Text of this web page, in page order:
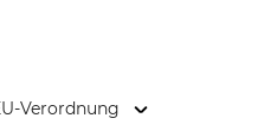
Verordnung